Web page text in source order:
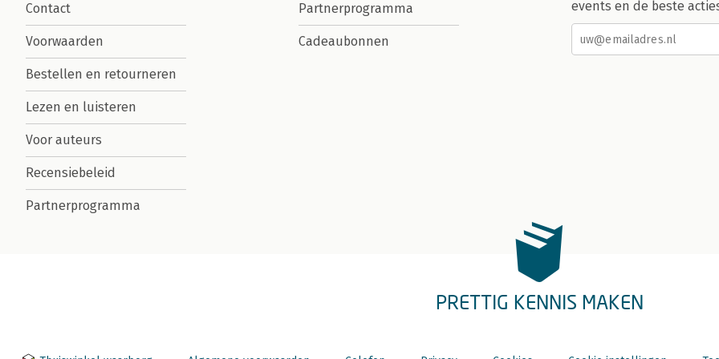
Contact
Voorwaarden
Bestellen en retourneren
Lezen en luisteren
Voor auteurs
Recensiebeleid
Partnerprogramma
Partnerprogramma
Cadeaubonnen
events en de beste
PRETTIG KENNIS MAKEN